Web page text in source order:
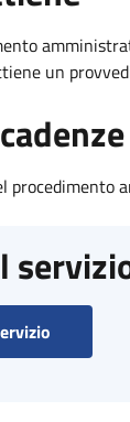
un
procedimento